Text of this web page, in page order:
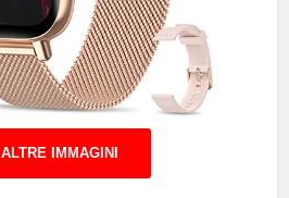
ALTRE IMMAGINI